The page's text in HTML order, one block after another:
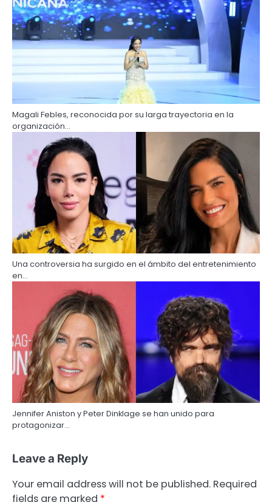
Magali Febles, reconocida por su larga trayectoria en la
organización…
Una controversia ha surgido en el ámbito del entretenimiento
en…
Jennifer Aniston y Peter Dinklage se han unido para
protagonizar…
Leave a Reply
Your email address will not be published. Required
fields are marked *